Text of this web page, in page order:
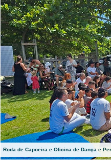
Roda de Capoeira e Oficina de Dança e